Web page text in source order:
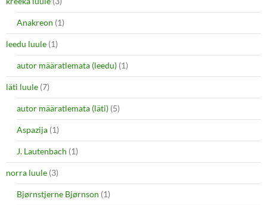
Anakreon (1)
leedu luule (1)
autor määratlemata (leedu) (1)
läti luule (7)
autor määratlemata (läti) (5)
Aspazija (1)
J. Lautenbach (1)
norra luule (3)
Bjørnstjerne Bjørnson (1)